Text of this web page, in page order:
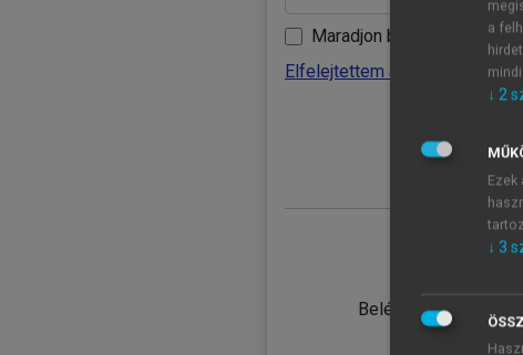
Maradjon belépve
Elfelejtettem a jelszavamat
Belépés intézményi
a
↓ 2
↓ 3